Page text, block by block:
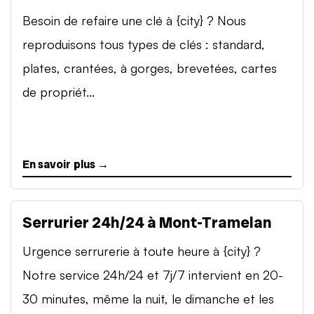
Besoin de refaire une clé à {city} ? Nous
reproduisons tous types de clés : standard,
plates, crantées, à gorges, brevetées, cartes
de propriét...
En savoir plus →
Serrurier 24h/24 à Mont-Tramelan
Urgence serrurerie à toute heure à {city} ?
Notre service 24h/24 et 7j/7 intervient en 20-
30 minutes, même la nuit, le dimanche et les